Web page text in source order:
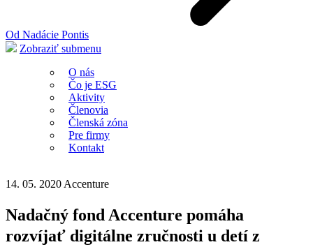
Od Nadácie Pontis
Zobraziť submenu
O nás
Čo je ESG
Aktivity
Členovia
Členská zóna
Pre firmy
Kontakt
14. 05. 2020 Accenture
Nadačný fond Accenture pomáha
rozvíjať digitálne zručnosti u detí z